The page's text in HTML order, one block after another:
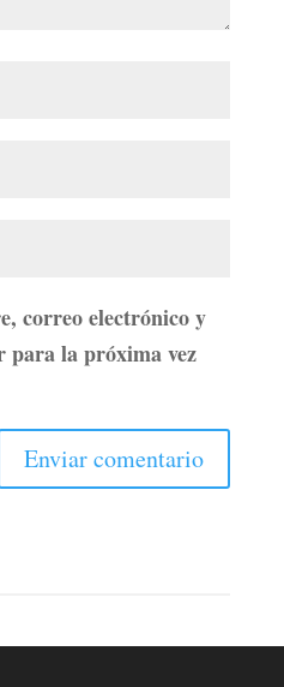
correo electrónico y
para la próxima vez